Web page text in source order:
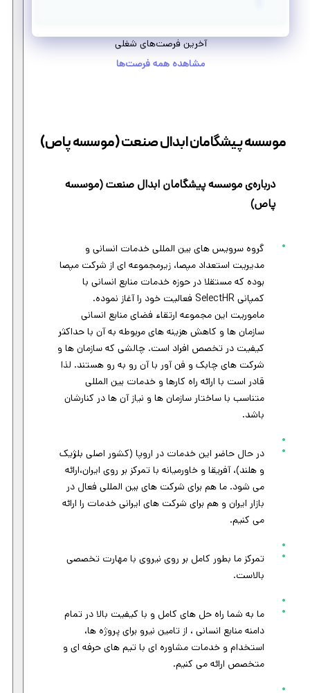
آخرین فرصت‌های شغلی
مشاهده همه فرصت‌ها
موسسه پیشگامان ابدال صنعت (موسسه پاص)
درباره‌ی موسسه پیشگامان ابدال صنعت (موسسه
پاص)
گروه سرویس های بین المللی خدمات انسانی و
مدیریت استعداد مپصا، زیرمجموعه ای از شرکت مپصا
بوده که مستقلا در حوزه خدمات منابع انسانی با
کمپانی SelectHR فعالیت خود را آغاز نموده.
ماموریت این مجموعه ارتقاء فضای منابع انسانی
سازمان ها و کاهش هزینه های مربوطه به آن با حداکثر
کیفیت در تخصص افراد است. چالشی که سازمان ها و
شرکت های چابک و فن آور با آن رو به رو هستند. لذا
قادر است با ارائه راه کارها و خدمات بین المللی
متناسب با ساختار سازمان ها و نیاز آن ها در کنارشان
باشد.
در حال حاضر این خدمات در اروپا (کشور اصلی بلژیک
و هلند)، آفریقا و خاورمیانه با تمرکز بر روی ایران،ارائه
می شود. ما هم برای شرکت های بین المللی فعال در
بازار ایران و هم برای شرکت های ایرانی خدمات را ارائه
می کنیم.
تمرکز ما بطور کامل بر روی نیروی با مهارت تخصصی
بالاست.
ما به شما راه حل های کامل و با کیفیت بالا در تمام
دامنه منابع انسانی ، از تامین نیرو برای پروژه ها،
استخدام و خدمات مشاوره ای با تیم های حرفه ای و
متخصص ارائه می کنیم.